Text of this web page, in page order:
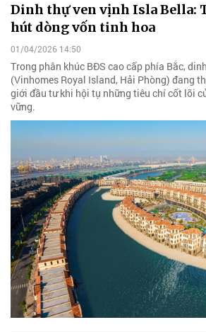
Dinh thự ven vịnh Isla Bella:
hút dòng vốn tinh hoa
01/04/2026 14:50
Trong phân khúc BĐS cao cấp phía Bắc,
(Vinhomes Royal Island, Hải Phòng) đang
giới đầu tư khi hội tụ những tiêu chí cốt lõi
vững.